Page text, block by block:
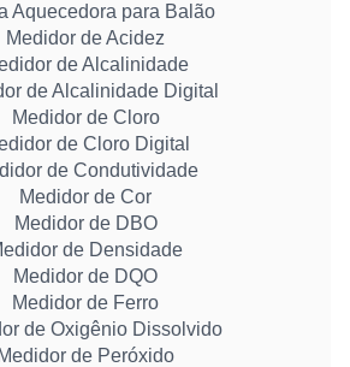
Aquecedora para Balão
Medidor de Acidez
de Alcalinidade
de Alcalinidade Digital
Medidor de Cloro
de Cloro Digital
de Condutividade
Medidor de Cor
Medidor de DBO
de Densidade
Medidor de DQO
Medidor de Ferro
de Oxigênio Dissolvido
Medidor de Peróxido